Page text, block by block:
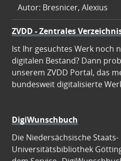
Autor: Bresnicer, Alexius
ZVDD - Zentrales
Ist Ihr gesuchtes Werk noch
digitalen Bestand? Dann
unserem ZVDD Portal, das
bundesweit digitalisierte
DigiWunschbuch
Die Niedersächsische Staats-
Universitätsbibliothek